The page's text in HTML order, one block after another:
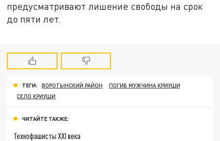
предусматривают лишение свободы на срок
до пяти лет.
ТЕГИ: ВОРОТЫНСКИЙ РАЙОН
ПОГИБ МУЖЧИНА КРИУШИ
СЕЛО КРИУШИ
ЧИТАЙТЕ ТАКЖЕ:
Технофашисты XXI века